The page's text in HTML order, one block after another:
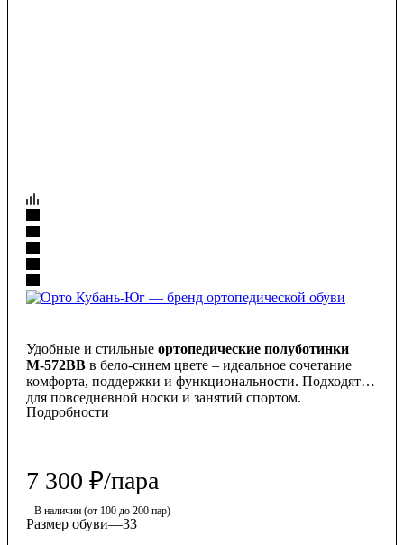
Удобные и стильные ортопедические полуботинки
М-572ВВ в бело-синем цвете – идеальное сочетание
комфорта, поддержки и функциональности. Подходят
для повседневной носки и занятий спортом.
Подробности
7 300 ₽/пара
В наличии (от 100 до 200 пар)
Размер обуви—33